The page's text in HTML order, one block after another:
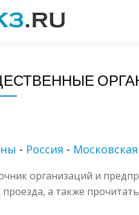
- Россия -
организаций и
проезда, а также